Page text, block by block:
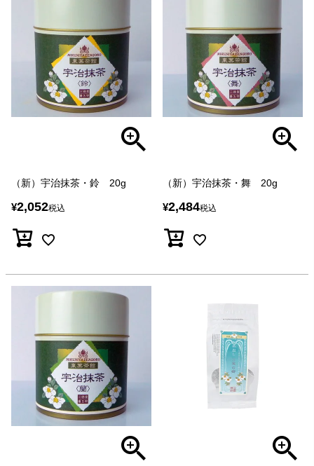
（新）宇治抹茶・鈴 20g
¥2,052税込
（新）宇治抹茶・舞 20g
¥2,484税込